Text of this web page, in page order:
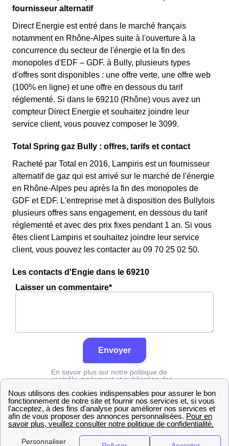
fournisseur alternatif
Direct Energie est entré dans le marché français
notamment en Rhône-Alpes suite à l'ouverture à la
concurrence du secteur de l'énergie et la fin des
monopoles d'EDF – GDF. à Bully, plusieurs types
d'offres sont disponibles : une offre verte, une offre web
(100% en ligne) et une offre en dessous du tarif
réglementé. Si dans le 69210 (Rhône) vous avez un
compteur Direct Energie et souhaitez joindre leur
service client, vous pouvez composer le 3099.
Total Spring gaz Bully : offres, tarifs et contact
Racheté par Total en 2016, Lampiris est un fournisseur
alternatif de gaz qui est arrivé sur le marché de l'énergie
en Rhône-Alpes peu après la fin des monopoles de
GDF et EDF. L'entreprise met à disposition des Bullylois
plusieurs offres sans engagement, en dessous du tarif
réglementé et avec des prix fixes pendant 1 an. Si vous
êtes client Lampiris et souhaitez joindre leur service
client, vous pouvez les contacter au 09 70 25 02 50.
Les contacts d'Engie dans le 69210
Laisser un commentaire*
Envoyer
En savoir plus sur notre politique de
contrôle, traitement et publication des
Engie Rhône Bully